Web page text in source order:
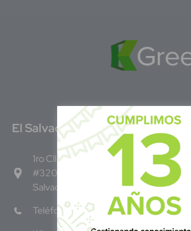
El Salvador
1ro Cll Pte, y 61 Av Nte,
#3206, Local 9, San
Salvador Centro
Teléfono: +503 6986 1402
M